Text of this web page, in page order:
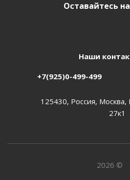
Оставайтесь
Наши
+7(925)0-499-499
125430, Россия,
27к1
2026 ©